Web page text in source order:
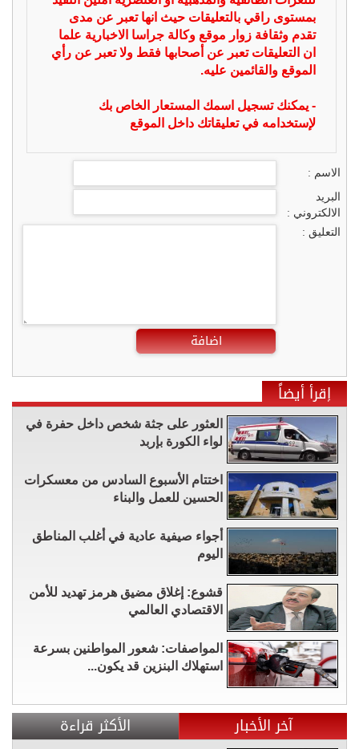
بمستوى راقي بالتعليقات حيث انها تعبر عن مدى
تقدم وثقافة زوار موقع وكالة جراسا الاخبارية علما
ان التعليقات تعبر عن أصحابها فقط ولا تعبر عن رأي
الموقع والقائمين عليه.
- يمكنك تسجيل اسمك المستعار الخاص بك
لإستخدامه في تعليقاتك داخل الموقع
الاسم :
البريد
الالكتروني :
التعليق :
اضافة
إقرأ أيضاً
العثور على جثة شخص داخل حفرة في
لواء الكورة بإربد
اختتام الأسبوع السادس من معسكرات
الحسين للعمل والبناء
أجواء صيفية عادية في أغلب المناطق
اليوم
قشوع: إغلاق مضيق هرمز تهديد للأمن
الاقتصادي العالمي
المواصفات: شعور المواطنين بسرعة
استهلاك البنزين قد يكون...
آخر الأخبار الأكثر قراءة